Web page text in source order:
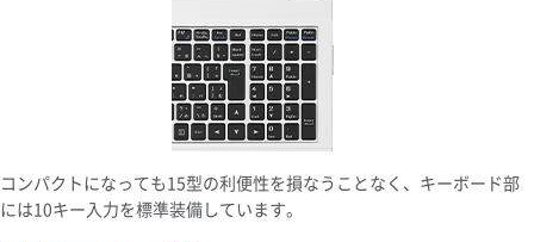
コンパクトになっても15型の利便性を損なうことなく、キーボード部
には10キー入力を標準装備しています。